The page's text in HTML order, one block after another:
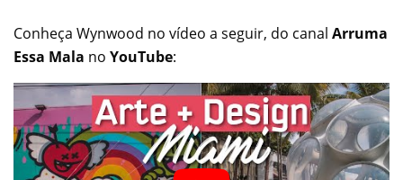
Conheça Wynwood no vídeo a seguir, do canal Arruma
Essa Mala no YouTube: